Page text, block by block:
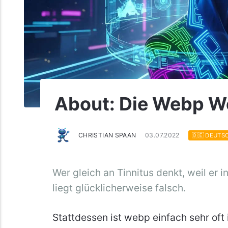
About: Die Webp
CHRISTIAN SPAAN 03.07.2022 🇩🇪
Wer gleich an Tinnitus denkt, weil er
liegt glücklicherweise falsch.
Stattdessen ist webp einfach sehr